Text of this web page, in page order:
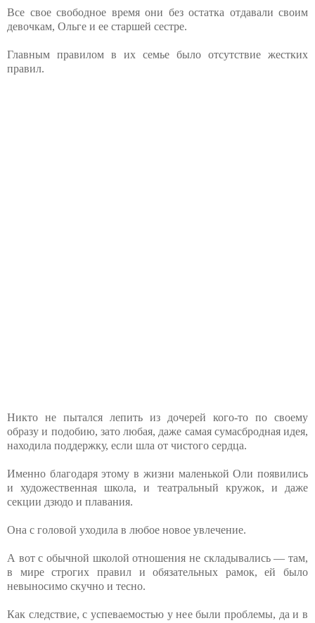
Все свое свободное время они без остатка отдавали своим
девочкам, Ольге и ее старшей сестре.
Главным правилом в их семье было отсутствие жестких
правил.
Никто не пытался лепить из дочерей кого-то по своему
образу и подобию, зато любая, даже самая сумасбродная идея,
находила поддержку, если шла от чистого сердца.
Именно благодаря этому в жизни маленькой Оли появились
и художественная школа, и театральный кружок, и даже
секции дзюдо и плавания.
Она с головой уходила в любое новое увлечение.
А вот с обычной школой отношения не складывались — там,
в мире строгих правил и обязательных рамок, ей было
невыносимо скучно и тесно.
Как следствие, с успеваемостью у нее были проблемы, да и в